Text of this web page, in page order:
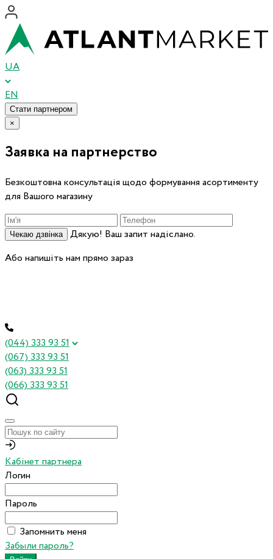
UA
EN
Стати партнером
×
Заявка на партнерство
Безкоштовна консультація щодо формування асортименту
для Вашого магазину
Чекаю дзвінка
Дякую! Ваш запит надіслано.
Або напишіть нам прямо зараз
(044) 333 93 51
(067) 333 93 51
(063) 333 93 51
(066) 333 93 51
Кабінет партнера
Логин
Пароль
Запомнить меня
Забыли пароль?